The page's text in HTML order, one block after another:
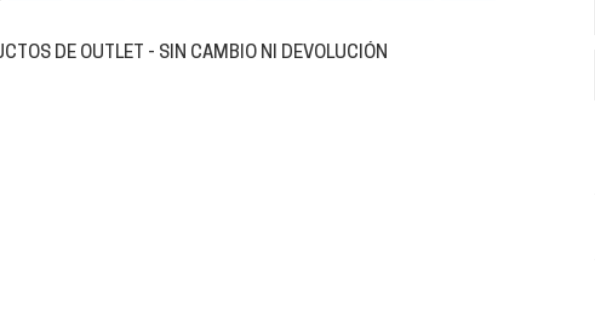
DE OUTLET - SIN CAMBIO NI DEVOLUCIÓN